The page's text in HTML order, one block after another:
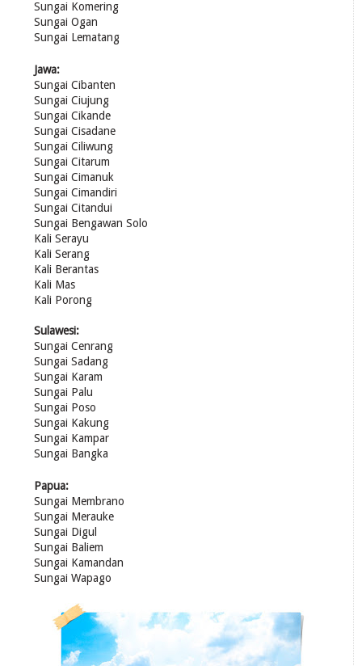
Sungai Komering
Sungai Ogan
Sungai Lematang
Jawa:
Sungai Cibanten
Sungai Ciujung
Sungai Cikande
Sungai Cisadane
Sungai Ciliwung
Sungai Citarum
Sungai Cimanuk
Sungai Cimandiri
Sungai Citandui
Sungai Bengawan Solo
Kali Serayu
Kali Serang
Kali Berantas
Kali Mas
Kali Porong
Sulawesi:
Sungai Cenrang
Sungai Sadang
Sungai Karam
Sungai Palu
Sungai Poso
Sungai Kakung
Sungai Kampar
Sungai Bangka
Papua:
Sungai Membrano
Sungai Merauke
Sungai Digul
Sungai Baliem
Sungai Kamandan
Sungai Wapago